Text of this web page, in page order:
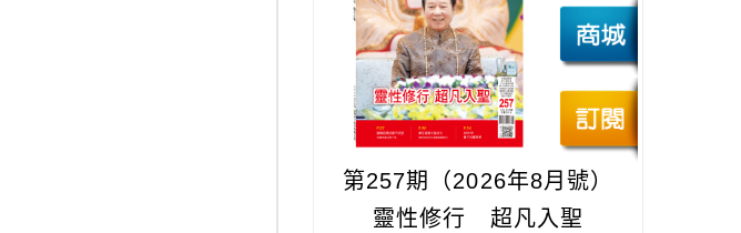
第257期（2026年8月號）
靈性修行 超凡入聖